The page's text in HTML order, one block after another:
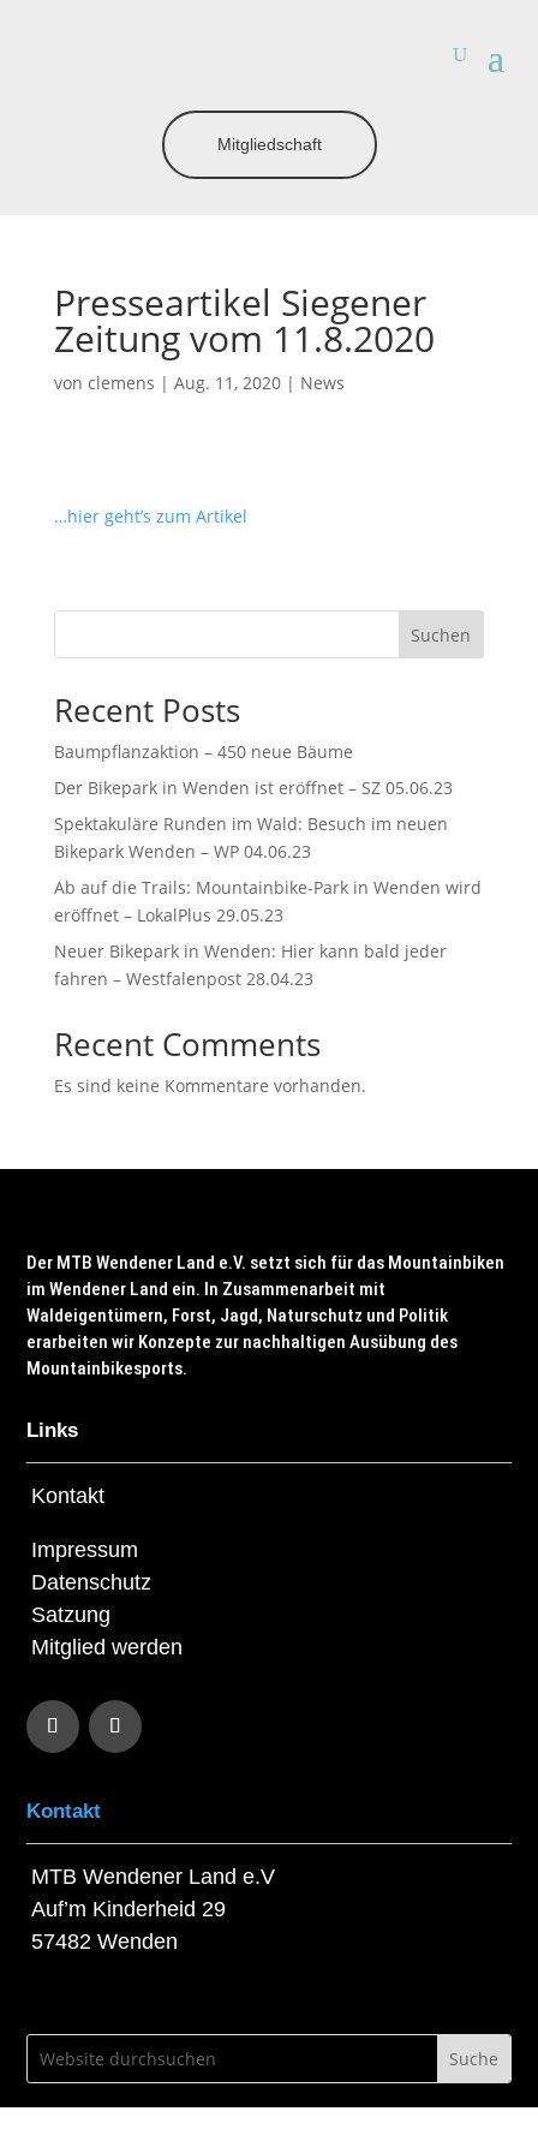
Mitgliedschaft
Presseartikel Siegener
Zeitung vom 11.8.2020
von clemens | Aug. 11, 2020| News
…hier geht’s zum Artikel
Suchen
Recent Posts
Baumpflanzaktion – 450 neue Bäume
Der Bikepark in Wenden ist eröffnet – SZ 05.06.23
Spektakuläre Runden im Wald: Besuch im neuen
Bikepark Wenden – WP 04.06.23
Ab auf die Trails: Mountainbike-Park in Wenden wird
eröffnet – LokalPlus 29.05.23
Neuer Bikepark in Wenden: Hier kann bald jeder
fahren – Westfalenpost 28.04.23
Recent Comments
Es sind keine Kommentare vorhanden.
Der MTB Wendener Land e.V. setzt sich für das Mountainbiken
im Wendener Land ein. In Zusammenarbeit mit
Waldeigentümern, Forst, Jagd, Naturschutz und Politik
erarbeiten wir Konzepte zur nachhaltigen Ausübung des
Mountainbikesports.
Links
Kontakt
Impressum
Datenschutz
Satzung
Mitglied werden
Kontakt
MTB Wendener Land e.V
Auf’m Kinderheid 29
57482 Wenden